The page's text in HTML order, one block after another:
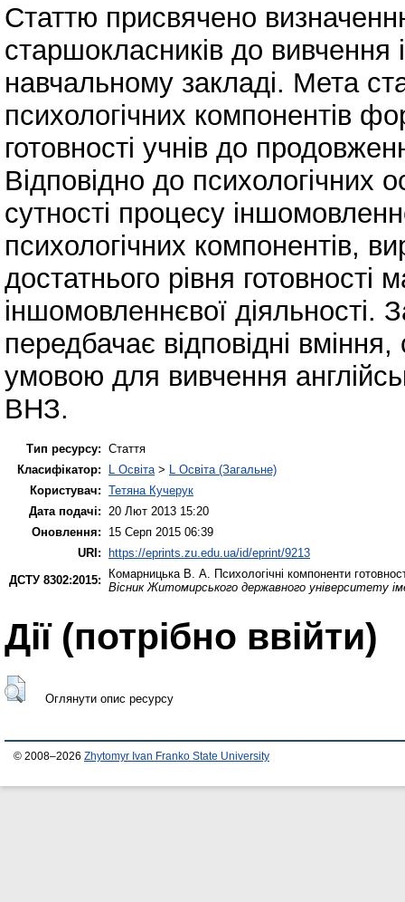
Статтю присвячено
старшокласників до
навчальному закладі. Мета
психологічних компонентів
готовності учнів до
Відповідно до психологічних
сутності процесу
психологічних компонентів,
достатнього рівня готовності
іншомовленнєвої
передбачає відповідні
умовою для вивчення
ВНЗ.
Тип ресурсу: Стаття
Класифікатор:
L Освіта > L Освіта (Загальне)
Користувач: Тетяна Кучерук
Дата подачі:
20 Лют 2013 15:20
Оновлення:
15 Серп 2015 06:39
URI: https://eprints.zu.edu.ua/id/eprint/9213
ДСТУ 8302:2015:
Комарницька В. А. Психологічні компоненти
Вісник Житомирського державного університету
Дії ​​(потрібно ввійти)
Оглянути опис ресурсу
© 2008–2026 Zhytomyr Ivan Franko State University